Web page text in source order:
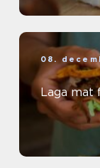
08.
Laga mat